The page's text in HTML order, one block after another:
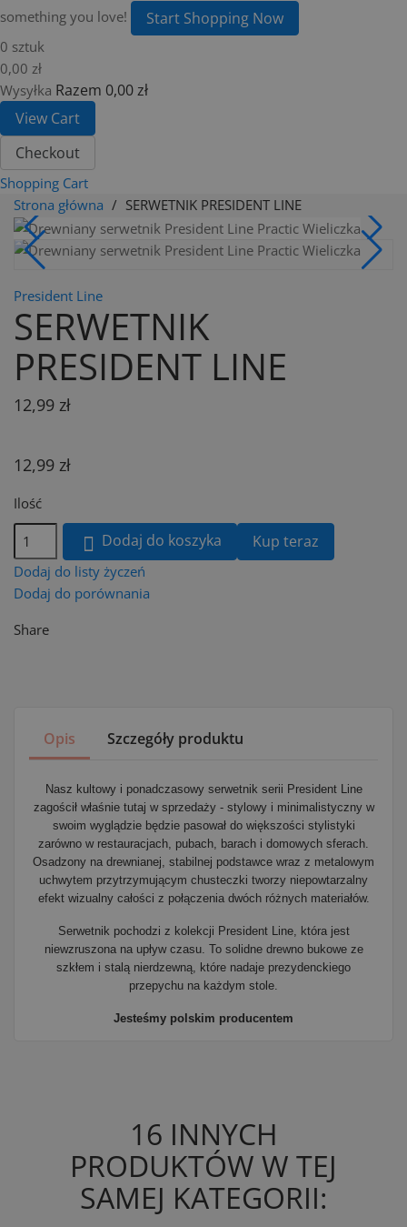
something you love!
Start Shopping Now
0 sztuk
0,00 zł
Wysyłka Razem 0,00 zł
View Cart
Checkout
Shopping Cart
Strona główna
SERWETNIK PRESIDENT LINE
President Line
SERWETNIK
PRESIDENT LINE
12,99 zł
12,99 zł
Ilość
 Dodaj do koszyka Kup teraz
Dodaj do listy życzeń
Dodaj do porównania
Share
Opis Szczegóły produktu
Nasz kultowy i ponadczasowy serwetnik serii President Line
zagościł właśnie tutaj w sprzedaży - stylowy i minimalistyczny w
swoim wyglądzie będzie pasował do większości stylistyki
zarówno w restauracjach, pubach, barach i domowych sferach.
Osadzony na drewnianej, stabilnej podstawce wraz z metalowym
uchwytem przytrzymującym chusteczki tworzy niepowtarzalny
efekt wizualny całości z połączenia dwóch różnych materiałów.
Serwetnik pochodzi z kolekcji President Line, która jest
niewzruszona na upływ czasu. To solidne drewno bukowe ze
szkłem i stalą nierdzewną, które nadaje prezydenckiego
przepychu na każdym stole.
Jesteśmy polskim producentem
16 INNYCH
PRODUKTÓW W TEJ
SAMEJ KATEGORII: